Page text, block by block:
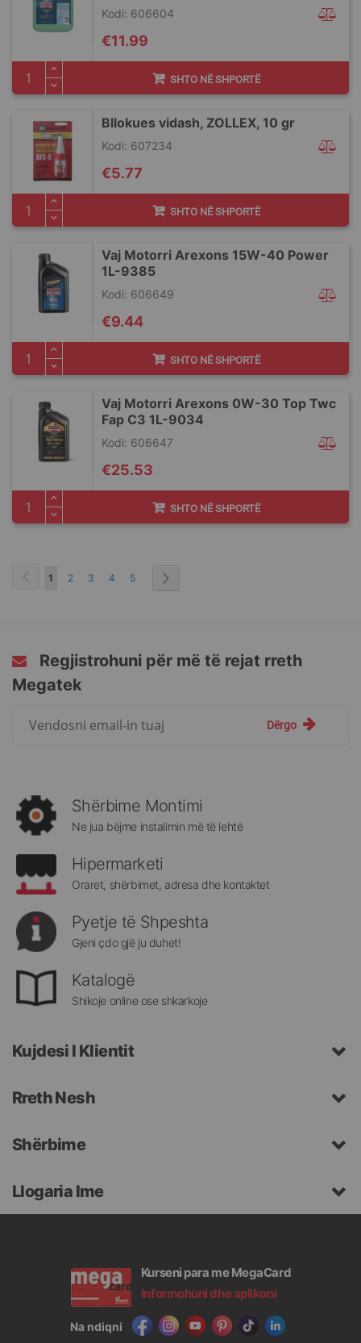
€11.99
Kodi: 606604
SHTO NË SHPORTË
Bllokues vidash, ZOLLEX, 10 gr
€5.77
Kodi: 607234
SHTO NË SHPORTË
Vaj Motorri Arexons 15W-40 Power
1L-9385
€9.44
Kodi: 606649
SHTO NË SHPORTË
Vaj Motorri Arexons 0W-30 Top Twc
Fap C3 1L-9034
€25.53
Kodi: 606647
SHTO NË SHPORTË
Faqja You're currently reading page
1 Faqja
2 Faqja
3 Faqja
4 Faqja
5
Regjistrohuni për më të rejat rreth
Megatek
rreth
Megatek:
Dërgo
Shërbime Montimi
Ne jua bëjme instalimin më të lehtë
Hipermarketi
Oraret, shërbimet, adresa dhe kontaktet
Pyetje të Shpeshta
Gjeni çdo gjë ju duhet!
Katalogë
Shikoje online ose shkarkoje
Kujdesi I Klientit
Rreth Nesh
Shërbime
Llogaria Ime
Kurseni para me MegaCard
Informohuni dhe aplikoni
Na ndiqni